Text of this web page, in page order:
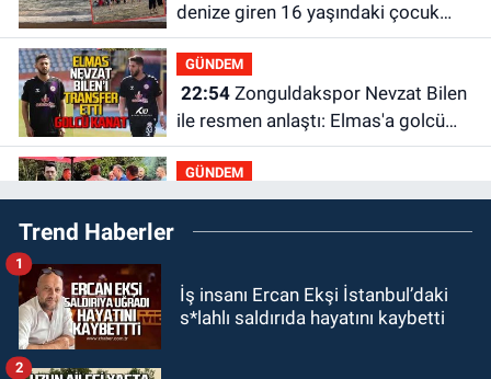
denize giren 16 yaşındaki çocuk
kayboldu: Son anları kamerada
GÜNDEM
22:54Zonguldakspor Nevzat Bilen
ile resmen anlaştı: Elmas'a golcü
kanat
GÜNDEM
22:40Mustafa Çağlayan, Hakan
Ergin’in ailesine taziye ziyaretinde
22:12
Trend Haberler
İş insanı Ercan Ekşi İstanbul’daki
s*lahlı saldırıda hayatını kaybetti
1
2